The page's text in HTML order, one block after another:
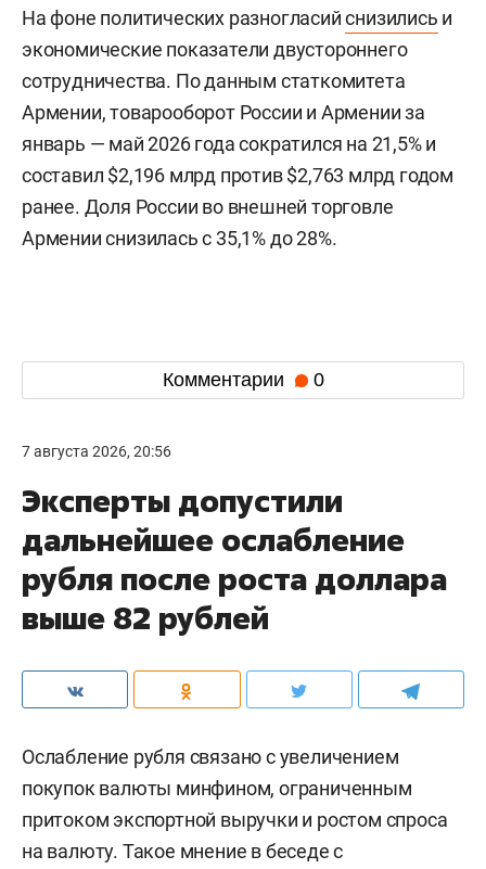
На фоне политических разногласийснизились и
экономические показатели двустороннего
сотрудничества. По данным статкомитета
Армении, товарооборот России и Армении за
январь — май 2026 года сократился на 21,5% и
составил $2,196 млрд против $2,763 млрд годом
ранее. Доля России во внешней торговле
Армении снизилась с 35,1% до 28%.
Комментарии 0
7 августа 2026, 20:56
Эксперты допустили
дальнейшее ослабление
рубля после роста доллара
выше 82 рублей
Ослабление рубля связано с увеличением
покупок валюты минфином, ограниченным
притоком экспортной выручки и ростом спроса
на валюту. Такое мнение в беседе с